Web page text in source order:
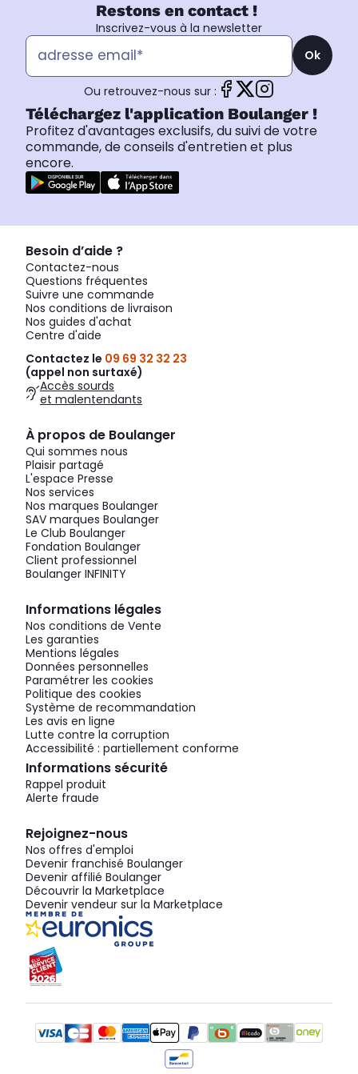
Restons en contact !
Inscrivez-vous à la newsletter
Ok
Ou retrouvez-nous sur :
Téléchargez l'application Boulanger !
Profitez d'avantages exclusifs, du suivi de votre
commande, de conseils d'entretien et plus
encore.
Besoin d’aide ?
Contactez-nous
Questions fréquentes
Suivre une commande
Nos conditions de livraison
Nos guides d'achat
Centre d'aide
Contactez le 09 69 32 32 23
(appel non surtaxé)
Accès sourds
et malentendants
À propos de Boulanger
Qui sommes nous
Plaisir partagé
L'espace Presse
Nos services
Nos marques Boulanger
SAV marques Boulanger
Le Club Boulanger
Fondation Boulanger
Client professionnel
Boulanger INFINITY
Informations légales
Nos conditions de Vente
Les garanties
Mentions légales
Données personnelles
Paramétrer les cookies
Politique des cookies
Système de recommandation
Les avis en ligne
Lutte contre la corruption
Accessibilité : partiellement conforme
Informations sécurité
Rappel produit
Alerte fraude
Rejoignez-nous
Nos offres d'emploi
Devenir franchisé Boulanger
Devenir affilié Boulanger
Découvrir la Marketplace
Devenir vendeur sur la Marketplace